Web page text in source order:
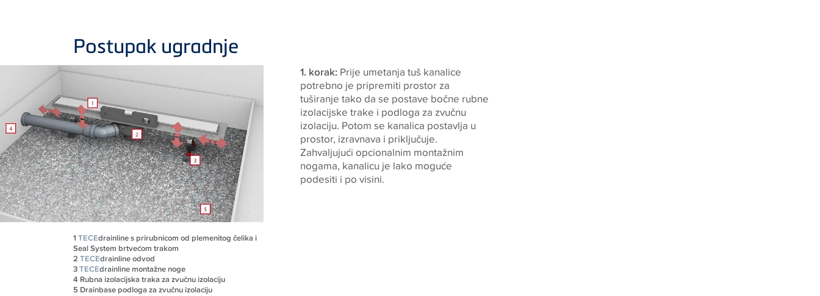
Postupak ugradnje
1 TECEdrainline s prirubnicom od plemenitog čelika i
Seal System brtvećom trakom
2 TECEdrainline odvod
3TECEdrainline montažne noge
4 Rubna izolacijska traka za zvučnu izolaciju
5 Drainbase podloga za zvučnu izolaciju
1. korak: Prije umetanja tuš kanalice
potrebno je pripremiti prostor za
tuširanje tako da se postave bočne rubne
izolacijske trake i podloga za zvučnu
izolaciju. Potom se kanalica postavlja u
prostor, izravnava i priključuje.
Zahvaljujući opcionalnim montažnim
nogama, kanalicu je lako moguće
podesiti i po visini.